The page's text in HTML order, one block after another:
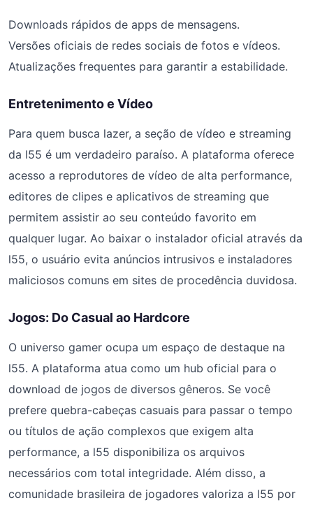
Downloads rápidos de apps de mensagens.
Versões oficiais de redes sociais de fotos e vídeos.
Atualizações frequentes para garantir a estabilidade.
Entretenimento e Vídeo
Para quem busca lazer, a seção de vídeo e streaming
da l55 é um verdadeiro paraíso. A plataforma oferece
acesso a reprodutores de vídeo de alta performance,
editores de clipes e aplicativos de streaming que
permitem assistir ao seu conteúdo favorito em
qualquer lugar. Ao baixar o instalador oficial através da
l55, o usuário evita anúncios intrusivos e instaladores
maliciosos comuns em sites de procedência duvidosa.
Jogos: Do Casual ao Hardcore
O universo gamer ocupa um espaço de destaque na
l55. A plataforma atua como um hub oficial para o
download de jogos de diversos gêneros. Se você
prefere quebra-cabeças casuais para passar o tempo
ou títulos de ação complexos que exigem alta
performance, a l55 disponibiliza os arquivos
necessários com total integridade. Além disso, a
comunidade brasileira de jogadores valoriza a l55 por